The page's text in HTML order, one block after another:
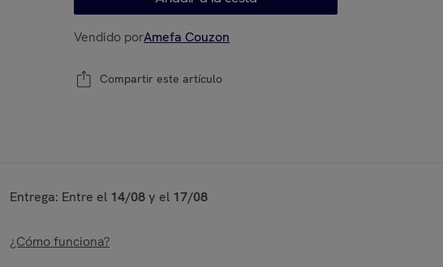
Vendido porAmefa Couzon
Compartir este artículo
Entrega: Entre el 14/08y el 17/08
¿Cómo funciona?